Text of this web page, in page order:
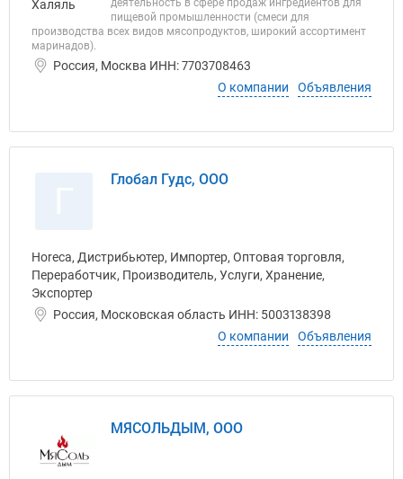
деятельность в сфере продаж ингредиентов для
пищевой промышленности (смеси для
производства всех видов мясопродуктов, широкий ассортимент
маринадов).
Россия, Москва ИНН: 7703708463
О компании
Объявления
Глобал Гудс, ООО
Horeca, Дистрибьютер, Импортер, Оптовая торговля,
Переработчик, Производитель, Услуги, Хранение,
Экспортер
Россия, Московская область ИНН: 5003138398
О компании
Объявления
МЯСОЛЬДЫМ, ООО